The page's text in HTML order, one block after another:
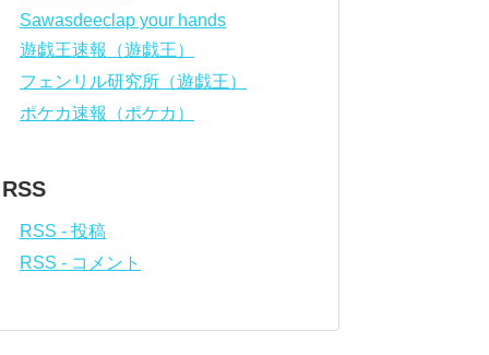
Sawasdeeclap your hands
遊戯王速報（遊戯王）
フェンリル研究所（遊戯王）
ポケカ速報（ポケカ）
RSS
RSS - 投稿
RSS - コメント